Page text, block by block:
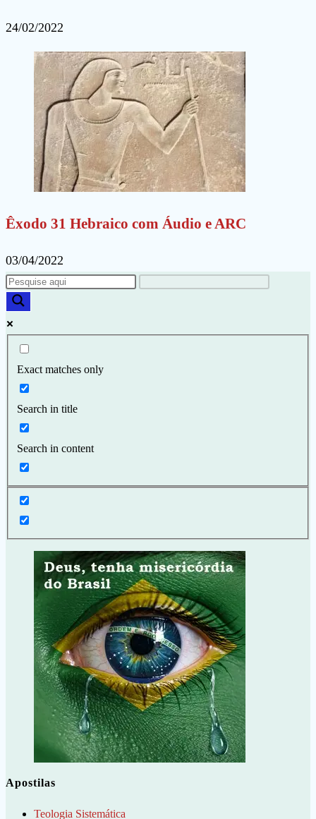
24/02/2022
Êxodo 31 Hebraico com Áudio e ARC
03/04/2022
Exact matches only
Search in title
Search in content
Apostilas
Teologia Sistemática